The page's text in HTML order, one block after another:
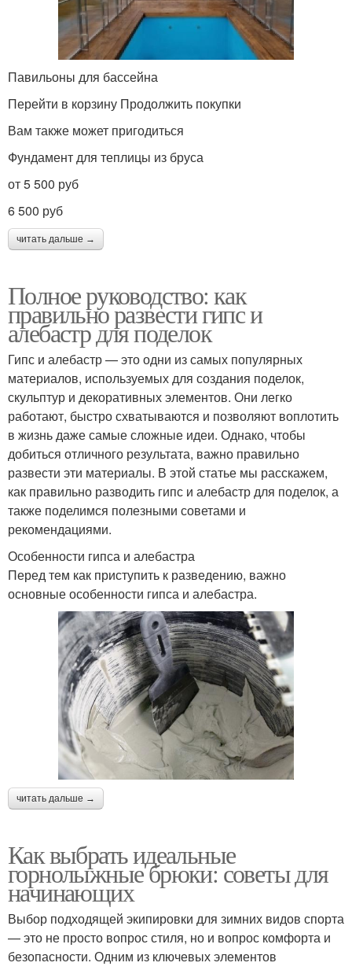
Павильоны для бассейна
Перейти в корзину Продолжить покупки
Вам также может пригодиться
Фундамент для теплицы из бруса
от 5 500 руб
6 500 руб
читать дальше →
Полное руководство: как
правильно развести гипс и
алебастр для поделок
Гипс и алебастр — это одни из самых популярных
материалов, используемых для создания поделок,
скульптур и декоративных элементов. Они легко
работают, быстро схватываются и позволяют воплотить
в жизнь даже самые сложные идеи. Однако, чтобы
добиться отличного результата, важно правильно
развести эти материалы. В этой статье мы расскажем,
как правильно разводить гипс и алебастр для поделок, а
также поделимся полезными советами и
рекомендациями.
Особенности гипса и алебастра
Перед тем как приступить к разведению, важно
основные особенности гипса и алебастра.
читать дальше →
Как выбрать идеальные
горнолыжные брюки: советы для
начинающих
Выбор подходящей экипировки для зимних видов спорта
— это не просто вопрос стиля, но и вопрос комфорта и
безопасности. Одним из ключевых элементов